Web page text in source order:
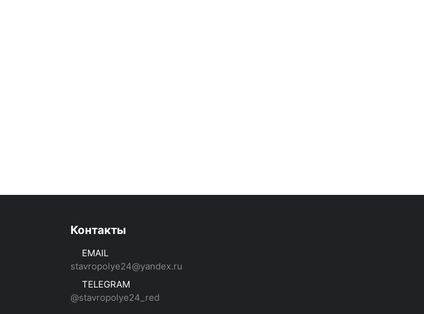
Контакты
EMAIL
stavropolye24@yandex.ru
TELEGRAM
@stavropolye24_red